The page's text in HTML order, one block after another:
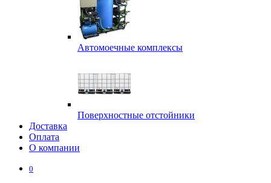
Автомоечные комплексы
Поверхностные отстойники
Доставка
Оплата
О компании
0